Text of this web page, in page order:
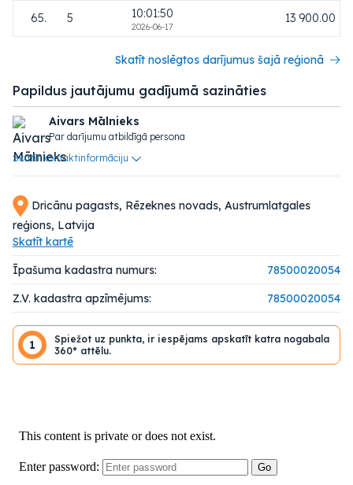
Dricānu pagasts, Rēzeknes novads, Austrumlatgales
reģions, Latvija
Skatīt kartē
Īpašuma kadastra numurs:
78500020054
Z.V. kadastra apzīmējums:
78500020054
1
Spiežot uz punkta, ir iespējams apskatīt katra nogabala
360° attēlu.
65. 5 10:01:50
2026-06-17
13 900.00
Skatīt noslēgtos darījumus šajā reģionā
Papildus jautājumu gadījumā sazināties
Aivars Mālnieks
Par darījumu atbildīgā persona
Skatīt kontaktinformāciju